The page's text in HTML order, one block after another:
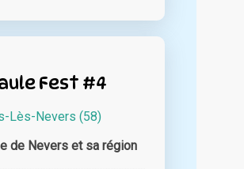
Fest #4
Lès-Nevers (58)
de Nevers et sa région